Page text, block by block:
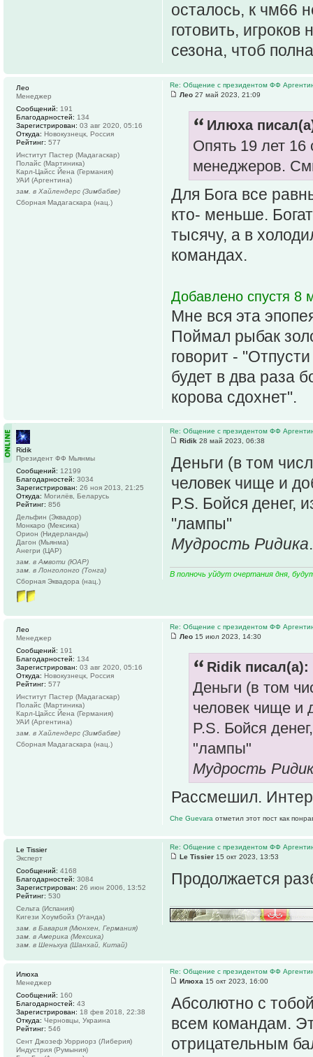
осталось, к чм66
готовить,
сезона, чтоб
Re: Общение с президентом ФФ
Лео 27 май 2023, 21:09
Илюха
Опять 19 лет
менеджеров.
Для Бога все
кто- меньше.
тысячу, а в
командах.
Добавлено спустя 8
Мне вся эта
Поймал рыбак
говорит -
будет в два раза
корова сдохнет".
Лео
Менеджер
Сообщений: 191
Благодарностей: 134
Зарегистрирован: 03 авг 2020, 05:16
Откуда: Новокузнецк, Россия
Рейтинг: 577
Институт Пастер (Мадагаскар)
Полайс (Мартиника)
Карл-Цайсс Йена (Германия)
УАИ (Аргентина)
зам. в Хайлендерс (Зимбабве)
Сборная Мадагаскара (нац.)
Re: Общение с президентом ФФ
Ridik 28 май 2023, 06:38
Деньги (в том
человек чище и
P.S. Бойся денег,
"лампы"
Мудрость Ридика.
В полночь уйдут очертания дня,
Ridik
Президент ФФ Мьянмы
Сообщений: 12199
Благодарностей: 3034
Зарегистрирован: 26 ноя 2013, 21:25
Откуда: Могилёв, Беларусь
Рейтинг: 856
Дельфин (Эквадор)
Монкаро (Мексика)
Орион (Нидерланды)
Дагон (Мьянма)
Анегри (ЦАР)
зам. в Амвоти (ЮАР)
зам. в Лонголонго (Тонга)
Сборная Эквадора (нац.)
Re: Общение с президентом ФФ
Лео 15 июл 2023, 14:30
Ridik писал(а):
Деньги (в том
человек чище и
P.S. Бойся
"лампы"
Мудрость
Рассмешил.
Che Guevara отметил этот пост как
Лео
Менеджер
Сообщений: 191
Благодарностей: 134
Зарегистрирован: 03 авг 2020, 05:16
Откуда: Новокузнецк, Россия
Рейтинг: 577
Институт Пастер (Мадагаскар)
Полайс (Мартиника)
Карл-Цайсс Йена (Германия)
УАИ (Аргентина)
зам. в Хайлендерс (Зимбабве)
Сборная Мадагаскара (нац.)
Re: Общение с президентом ФФ
Le Tissier 15 окт 2023, 13:53
Продолжается
Le Tissier
Эксперт
Сообщений: 4168
Благодарностей: 3084
Зарегистрирован: 26 июн 2006, 13:52
Рейтинг: 530
Сельта (Испания)
Кигези Хоумбойз (Уганда)
зам. в Бавария (Мюнхен, Германия)
зам. в Америка (Мексика)
зам. в Шеньхуа (Шанхай, Китай)
Re: Общение с президентом ФФ
Илюха 15 окт 2023, 16:00
Абсолютно с
всем командам.
отрицательным
Илюха
Менеджер
Сообщений: 160
Благодарностей: 43
Зарегистрирован: 18 фев 2018, 22:38
Откуда: Черновцы, Украина
Рейтинг: 546
Сент Джозеф Уорриорз (Либерия)
Индустрия (Румыния)